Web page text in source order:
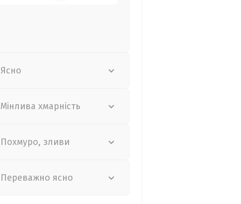
Ясно
Мінлива хмарність
Похмуро, зливи
Переважно ясно